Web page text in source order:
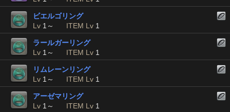
ビエルゴリング
Lv 1～ ITEM Lv 1
ラールガーリング
Lv 1～ ITEM Lv 1
リムレーンリング
Lv 1～ ITEM Lv 1
アーゼマリング
Lv 1～ ITEM Lv 1